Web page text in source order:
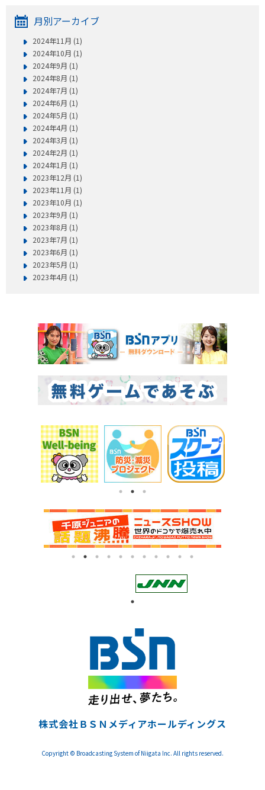
月別アーカイブ
2024年11月 (1)
2024年10月 (1)
2024年9月 (1)
2024年8月 (1)
2024年7月 (1)
2024年6月 (1)
2024年5月 (1)
2024年4月 (1)
2024年3月 (1)
2024年2月 (1)
2024年1月 (1)
2023年12月 (1)
2023年11月 (1)
2023年10月 (1)
2023年9月 (1)
2023年8月 (1)
2023年7月 (1)
2023年6月 (1)
2023年5月 (1)
2023年4月 (1)
株式会社ＢＳＮメディアホールディングス
Copyright © Broadcasting System of Niigata Inc. All rights reserved.